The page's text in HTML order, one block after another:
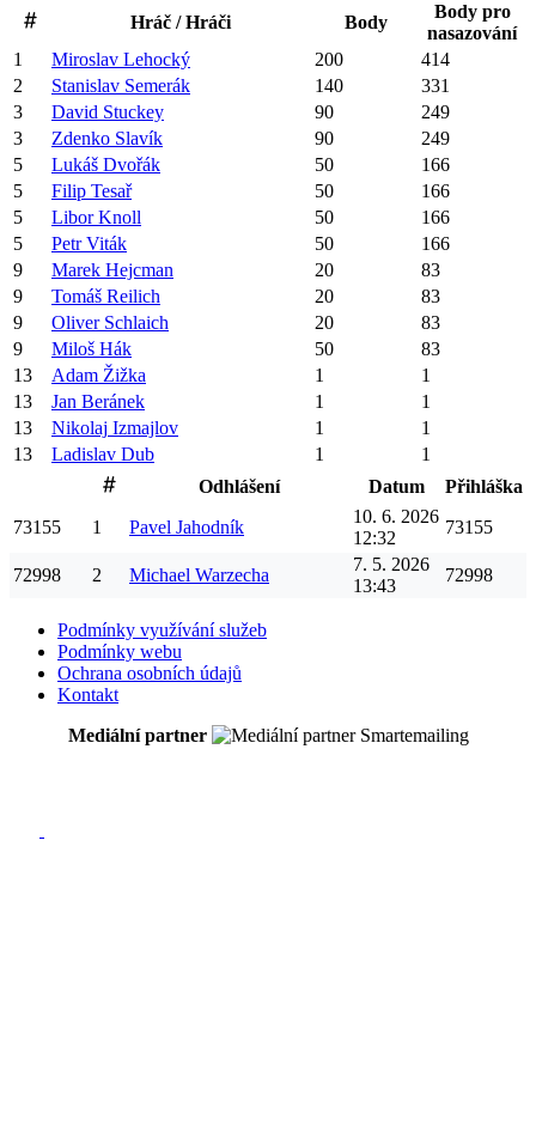
Hráč / Hráči
Body
Body pro
nasazování
1
Miroslav Lehocký 200
414
2
Stanislav Semerák 140
331
3
David Stuckey 90
249
3
Zdenko Slavík 90
249
5
Lukáš Dvořák 50
166
5
Filip Tesař 50
166
5
Libor Knoll 50
166
5
Petr Viták 50
166
9
Marek Hejcman 20
83
9
Tomáš Reilich 20
83
9
Oliver Schlaich 20
83
9
Miloš Hák 50
83
13
Adam Žižka 1
1
13
Jan Beránek 1
1
13
Nikolaj Izmajlov 1
1
13
Ladislav Dub 1
1
Odhlášení
Datum
Přihláška
73155
1 Pavel Jahodník
10. 6. 2026
12:32
73155
72998 2 Michael Warzecha
7. 5. 2026
13:43
72998
Podmínky využívání služeb
Podmínky webu
Ochrana osobních údajů
Kontakt
Mediální partner